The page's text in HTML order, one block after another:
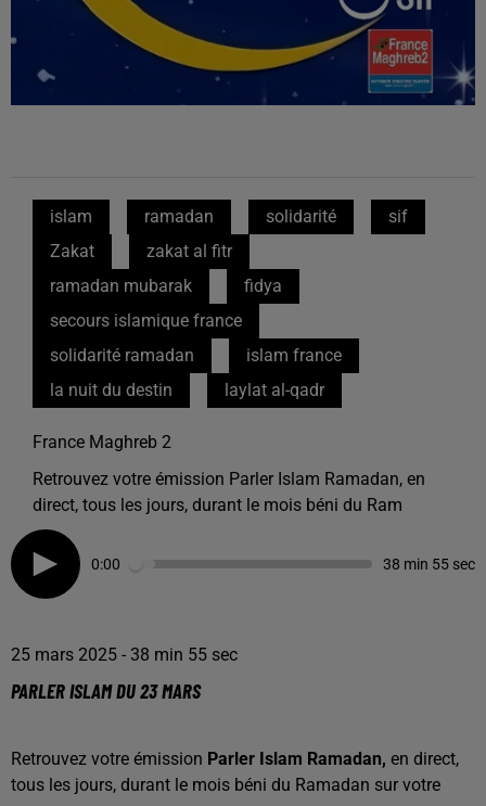
islam ramadan solidarité
sif
Zakat
zakat al fitr
ramadan mubarak
fidya
secours islamique france
solidarité ramadan
islam france
la nuit du destin
laylat al-qadr
France Maghreb 2
Retrouvez votre émission Parler Islam Ramadan, en
direct, tous les jours, durant le mois béni du Ram
0:00 38 min 55 sec
25 mars 2025 - 38 min 55 sec
PARLER ISLAM DU 23 MARS
Retrouvez votre émission Parler Islam Ramadan, en direct,
tous les jours, durant le mois béni du Ramadan sur votre